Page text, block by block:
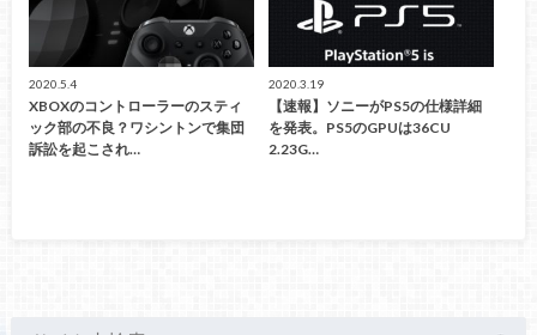
2020.5.4
XBOXのコントローラーのスティ
ック部の不良？ワシントンで集団
訴訟を起こされ…
2020.3.19
【速報】ソニーがPS5の仕様詳細
を発表。PS5のGPUは36CU
2.23G…